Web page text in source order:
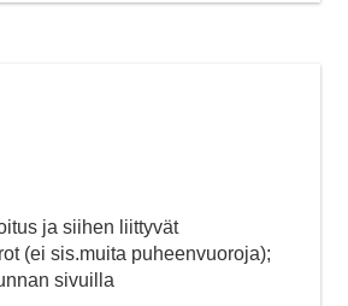
ja siihen liittyvät
(ei sis.muita puheenvuoroja);
sivuilla